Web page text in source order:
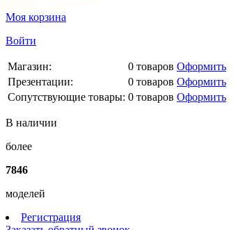
Моя корзина
Войти
Магазин: 0 товаров Оформить
Презентации:
0 товаров Оформить
Сопутствующие товары: 0 товаров Оформить
В наличии
более
7846
моделей
Регистрация